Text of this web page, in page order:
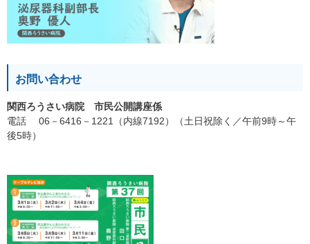
お問い合わせ
関西ろうさい病院 市民公開講座係
電話 06－6416－1221（内線7192）（土日祝除く／午前9時～午
後5時）